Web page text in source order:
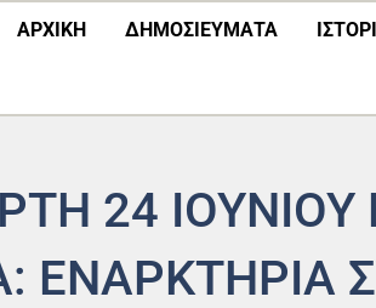
ΑΡΧΙΚΗ ΔΗΜΟΣΙΕΎΜΑΤΑ
24
ΕΝΑΡΚΤΗΡΙΑ